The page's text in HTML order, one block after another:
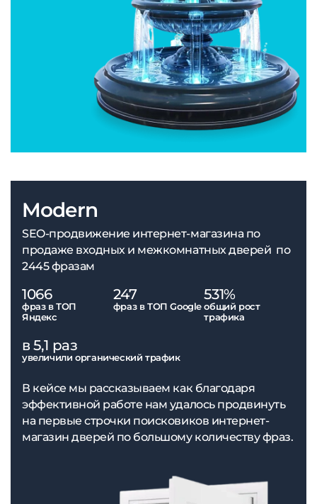
Modern
SEO-продвижение интернет-магазина по
продаже входных и межкомнатных дверей по
2445 фразам
1066
фраз в ТОП
Яндекс
247
фраз в ТОП Google
531%
общий рост
трафика
в 5,1 раз
увеличили органический трафик
В кейсе мы рассказываем как благодаря
эффективной работе нам удалось продвинуть
на первые строчки поисковиков интернет-
магазин дверей по большому количеству фраз.